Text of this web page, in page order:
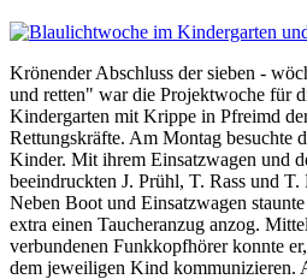
Krönender Abschluss der sieben -
und retten" war die Projektwoche für
Kindergarten mit Krippe in Pfreimd
Rettungskräfte. Am Montag besuchte
Kinder. Mit ihrem Einsatzwagen und
beeindruckten J. Prühl, T. Rass und
Neben Boot und Einsatzwagen
extra einen Taucheranzug anzog.
verbundenen Funkkopfhörer konnte
dem jeweiligen Kind kommunizieren.